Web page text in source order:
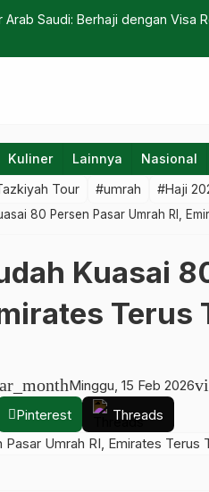
Saudi: Berhaji dengan Visa
Kuliner Lainnya Nasional
Tour #umrah #Haji
80 Persen Pasar Umrah RI,
Kuasai
Terus
Minggu, 15 Feb 2026
Pinterest Threads